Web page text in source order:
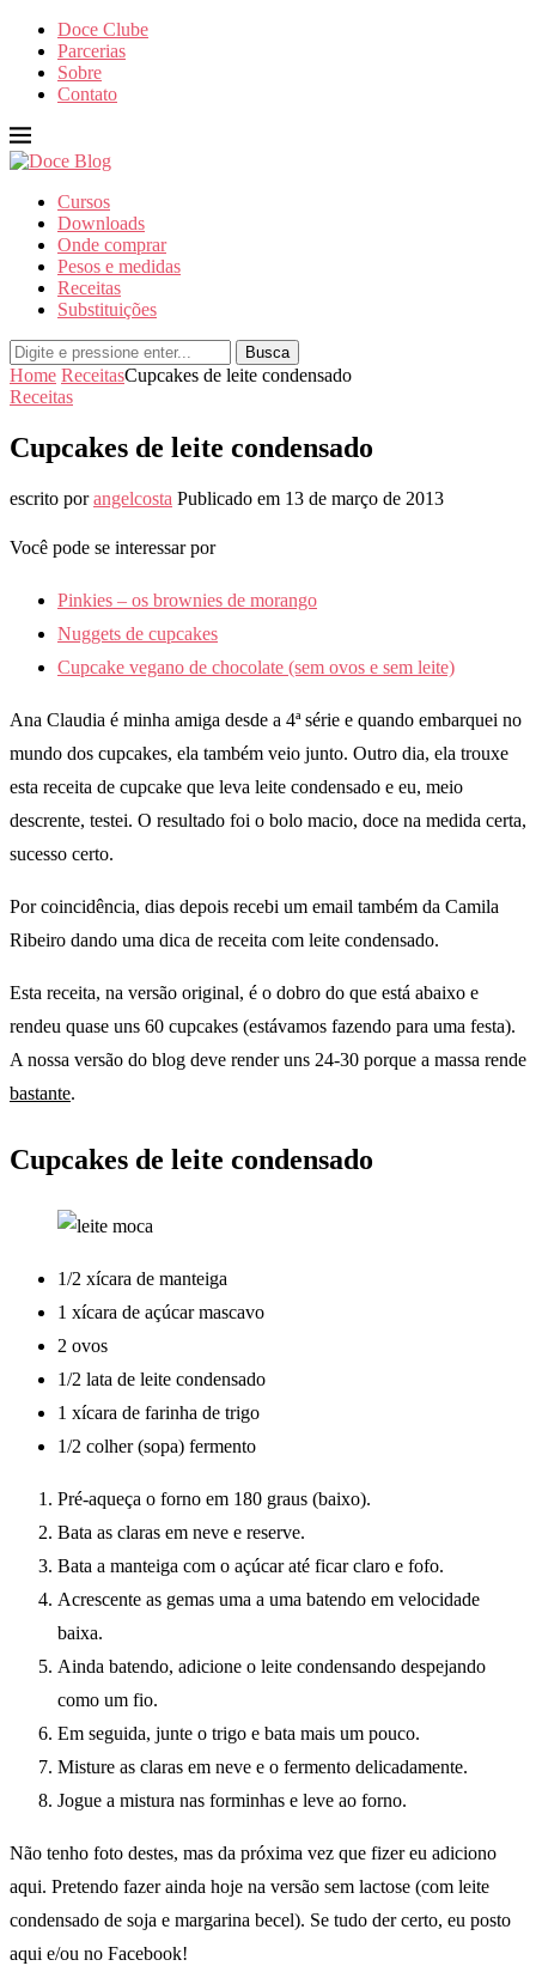
Doce Clube
Parcerias
Sobre
Contato
Cursos
Downloads
Onde comprar
Pesos e medidas
Receitas
Substituições
Busca
Home ReceitasCupcakes de leite condensado
Receitas
Cupcakes de leite condensado
escrito porangelcosta Publicado em 13 de março de 2013
Você pode se interessar por
Pinkies – os brownies de morango
Nuggets de cupcakes
Cupcake vegano de chocolate (sem ovos e sem leite)
Ana Claudia é minha amiga desde a 4ª série e quando embarquei no
mundo dos cupcakes, ela também veio junto. Outro dia, ela trouxe
esta receita de cupcake que leva leite condensado e eu, meio
descrente, testei. O resultado foi o bolo macio, doce na medida certa,
sucesso certo.
Por coincidência, dias depois recebi um email também da Camila
Ribeiro dando uma dica de receita com leite condensado.
Esta receita, na versão original, é o dobro do que está abaixo e
rendeu quase uns 60 cupcakes (estávamos fazendo para uma festa).
A nossa versão do blog deve render uns 24-30 porque a massa rende
bastante.
Cupcakes de leite condensado
1/2 xícara de manteiga
1 xícara de açúcar mascavo
2 ovos
1/2 lata de leite condensado
1 xícara de farinha de trigo
1/2 colher (sopa) fermento
Pré-aqueça o forno em 180 graus (baixo).
Bata as claras em neve e reserve.
Bata a manteiga com o açúcar até ficar claro e fofo.
Acrescente as gemas uma a uma batendo em velocidade
baixa.
Ainda batendo, adicione o leite condensando despejando
como um fio.
Em seguida, junte o trigo e bata mais um pouco.
Misture as claras em neve e o fermento delicadamente.
Jogue a mistura nas forminhas e leve ao forno.
Não tenho foto destes, mas da próxima vez que fizer eu adiciono
aqui. Pretendo fazer ainda hoje na versão sem lactose (com leite
condensado de soja e margarina becel). Se tudo der certo, eu posto
aqui e/ou no Facebook!